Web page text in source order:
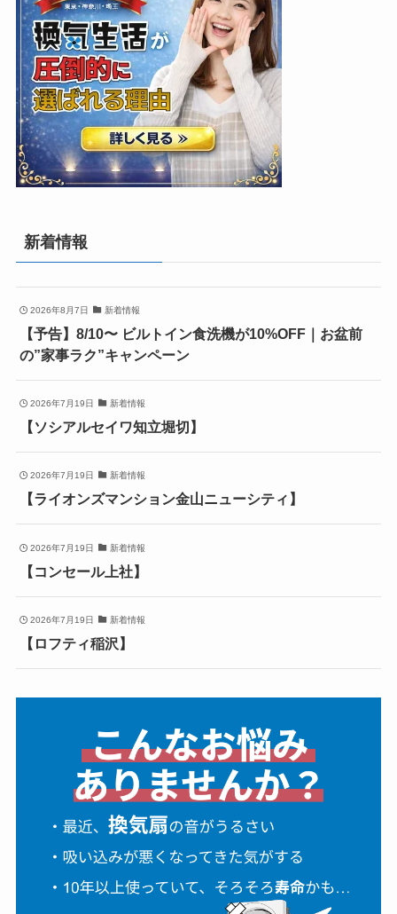
新着情報
2026年8月7日 新着情報
【予告】8/10〜 ビルトイン食洗機が10%OFF｜お盆前
の”家事ラク”キャンペーン
2026年7月19日 新着情報
【ソシアルセイワ知立堀切】
2026年7月19日 新着情報
【ライオンズマンション金山ニューシティ】
2026年7月19日 新着情報
【コンセール上社】
2026年7月19日 新着情報
【ロフティ稲沢】